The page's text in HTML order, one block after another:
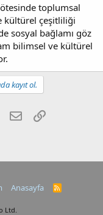
toplumsal
kültürel çeşitliliği
sosyal bağlamı göz
bilimsel ve kültürel
kayıt ol.
E-postaLink
Anasayfa
R
Ltd.